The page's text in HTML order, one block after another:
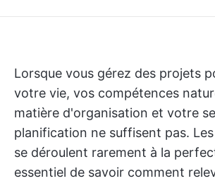
Lorsque vous gérez des projets
votre vie, vos compétences
matière d'organisation et votre
planification ne suffisent pas.
se déroulent rarement à la
essentiel de savoir comment